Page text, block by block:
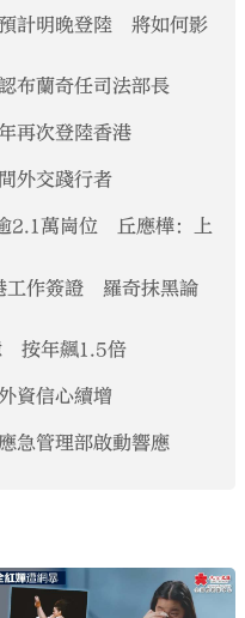
預計明晚登陸 將如何影
布蘭奇任司法部長
再次登陸香港
外交踐行者
2.1萬崗位 丘應樺：上
工作簽證 羅奇抹黑論
按年飆1.5倍
資信心續增
急管理部啟動響應